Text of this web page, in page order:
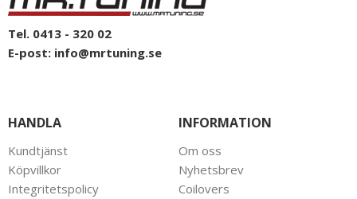
Tel. 0413 - 320 02
E-post: info@mrtuning.se
HANDLA
Kundtjänst
Köpvillkor
Integritetspolicy
INFORMATION
Om oss
Nyhetsbrev
Coilovers